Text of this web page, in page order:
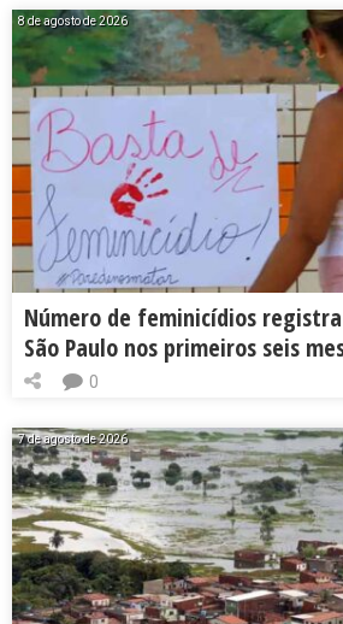
8 de agosto de 2026
Número de feminicídios
São Paulo nos primeiros seis
0
7 de agosto de 2026